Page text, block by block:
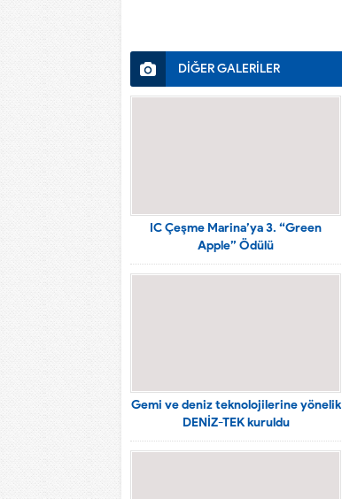
DİĞER GALERİLER
IC Çeşme Marina’ya 3. “Green
Apple” Ödülü
Gemi ve deniz teknolojilerine yönelik
DENİZ-TEK kuruldu